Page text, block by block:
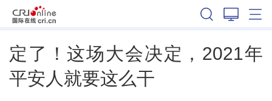
定了！这场大会决定，2021年
平安人就要这么干